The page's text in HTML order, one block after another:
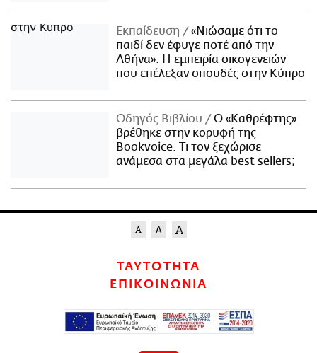
Εκπαίδευση
«Νιώσαμε ότι το
παιδί δεν έφυγε ποτέ από την
Αθήνα»: Η εμπειρία οικογενειών
που επέλεξαν σπουδές στην Κύπρο
Οδηγός Βιβλίου
Ο «Καθρέφτης»
βρέθηκε στην κορυφή της
Bookvoice. Τι τον ξεχώρισε
ανάμεσα στα μεγάλα best sellers;
ΤΑΥΤΟΤΗΤΑ
ΕΠΙΚΟΙΝΩΝΙΑ